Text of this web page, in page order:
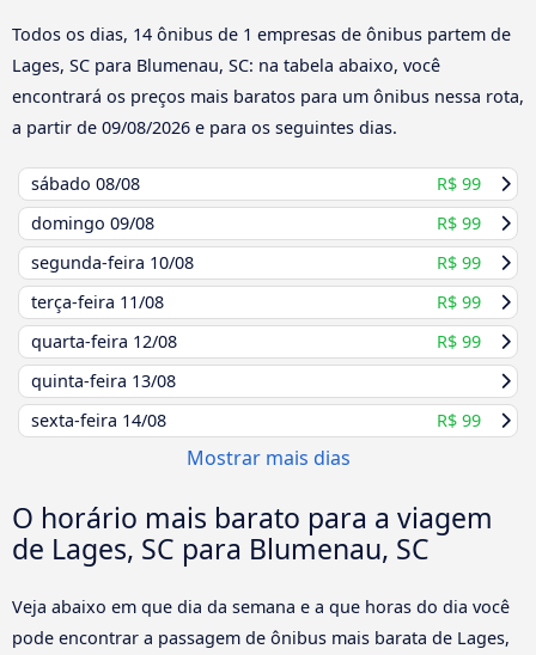
Todos os dias, 14 ônibus de 1 empresas de ônibus partem de
Lages, SC para Blumenau, SC: na tabela abaixo, você
encontrará os preços mais baratos para um ônibus nessa rota,
a partir de 09/08/2026 e para os seguintes dias.
sábado 08/08
R$ 99
domingo 09/08
R$ 99
segunda-feira 10/08
R$ 99
terça-feira 11/08
R$ 99
quarta-feira 12/08
R$ 99
quinta-feira 13/08
sexta-feira 14/08 R$ 99
Mostrar mais dias
O horário mais barato para a viagem
de Lages, SC para Blumenau, SC
Veja abaixo em que dia da semana e a que horas do dia você
pode encontrar a passagem de ônibus mais barata de Lages,